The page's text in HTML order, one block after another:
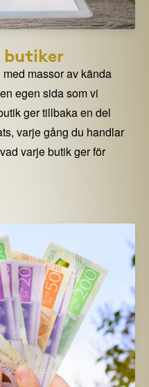
butiker
massor av kända
egen sida som vi
ger tillbaka en del
varje gång du handlar
varje butik ger för